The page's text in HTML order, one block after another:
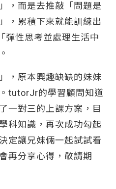
，而是去推敲「問題是
，累積下來就能訓練出
彈性思考並處理生活中
，原本興趣缺缺的妹妹
tutorJr的學習顧問知道
一對三的上課方案，目
科知識，再次成功勾起
定讓兄妹倆一起試試看
再分享心得，敬請期